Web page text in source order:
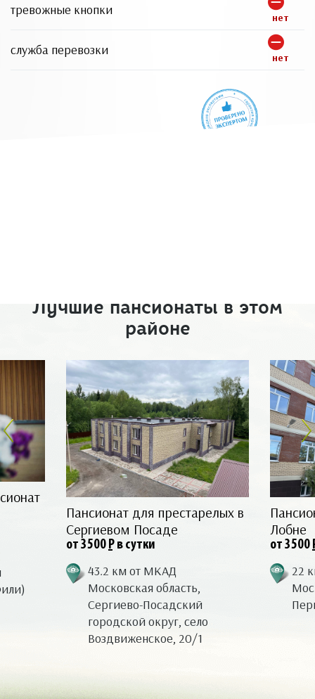
тревожные кнопки нет
служба перевозки нет
Лучшие пансионаты в этом
районе
Пансионат для престарелых в
Сергиевом Посаде
от 3500 Р в сутки
43.2 км от МКАД
Московская область,
Сергиево-Посадский
городской округ, село
Воздвиженское, 20/1
Лобне
от 3500
22